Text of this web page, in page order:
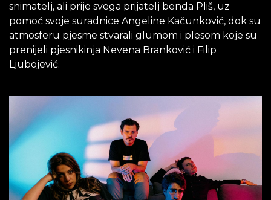
snimatelj, ali prije svega prijatelj benda Pliš, uz
pomoć svoje suradnice Angeline Kačunković, dok su
atmosferu pjesme stvarali glumom i plesom koje su
prenijeli pjesnikinja Nevena Branković i Filip
Ljubojević.